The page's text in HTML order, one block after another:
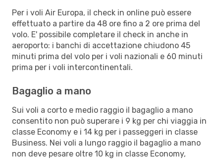
Per i voli Air Europa, il check in online può essere
effettuato a partire da 48 ore fino a 2 ore prima del
volo. E' possibile completare il check in anche in
aeroporto: i banchi di accettazione chiudono 45
minuti prima del volo per i voli nazionali e 60 minuti
prima per i voli intercontinentali.
Bagaglio a mano
Sui voli a corto e medio raggio il bagaglio a mano
consentito non può superare i 9 kg per chi viaggia in
classe Economy e i 14 kg per i passeggeri in classe
Business. Nei voli a lungo raggio il bagaglio a mano
non deve pesare oltre 10 kg in classe Economy,